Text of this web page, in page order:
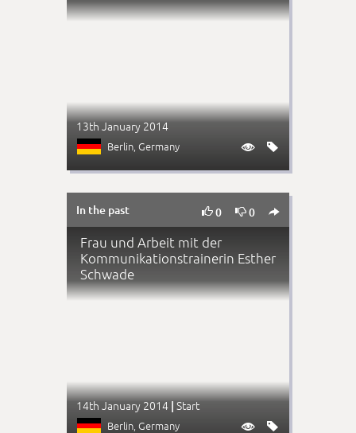
13th January 2014
Berlin, Germany  
In the past 0 0 
Frau und Arbeit mit der
Kommunikationstrainerin Esther
Schwade
14th January 2014 | Start
Berlin, Germany  